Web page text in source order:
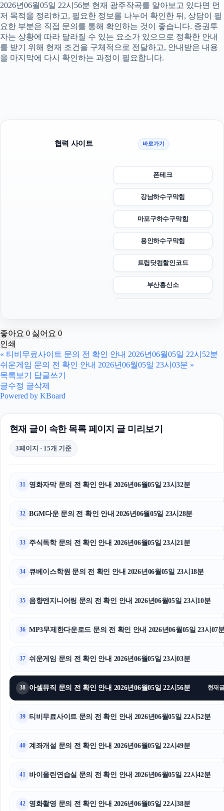
2026년06월05일 22시56분 현재 광주작곡를 알아보고 있다면 먼
저 목적을 정리하고, 필요한 정보를 나누어 확인한 뒤, 상담이 필
요한 부분은 직접 문의를 통해 확인하는 것이 좋습니다. 증권투
자는 상황에 따라 달라질 수 있는 요소가 있으므로 정확한 안내
를 받기 위해 현재 조건을 구체적으로 전달하고, 안내받은 내용
을 마지막에 다시 확인하는 과정이 필요합니다.
협력 사이트 바로가기
폰테크
강남하수구막힘
마포구하수구막힘
용인하수구막힘
트립닷컴할인코드
부산흥신소
강동하수구막힘
이혼전문변호사
이혼변호사
광고대행사
야구반티
좋아요 0 싫어요 0
인쇄
« 티비무료사이트 문의 전 확인 안내 2026년06월05일 22시52분
쉬운게임 문의 전 확인 안내 2026년06월05일 23시03분 »
목록보기
답글쓰기
글수정 글삭제
Powered by KBoard
현재 글이 속한 목록 페이지 글 미리보기
3페이지 · 15개 기준
31 영화자막 문의 전 확인 안내 2026년06월05일 23시32분
32 BGM다운 문의 전 확인 안내 2026년06월05일 23시28분
33 주식독학 문의 전 확인 안내 2026년06월05일 23시21분
34 큐베이스학원 문의 전 확인 안내 2026년06월05일 23시18분
35 음향엔지니어링 문의 전 확인 안내 2026년06월05일 23시10분
36 MP3무제한다운로드 문의 전 확인 안내 2026년06월05일 23시07
37 쉬운게임 문의 전 확인 안내 2026년06월05일 23시03분
38 아셀뮤직 문의 전 확인 안내 2026년06월05일 22시56분 현재
39 티비무료사이트 문의 전 확인 안내 2026년06월05일 22시52분
40 계좌개설 문의 전 확인 안내 2026년06월05일 22시49분
41 바이올린연습실 문의 전 확인 안내 2026년06월05일 22시42분
42 영화촬영 문의 전 확인 안내 2026년06월05일 22시38분